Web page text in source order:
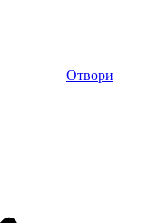
Отвори